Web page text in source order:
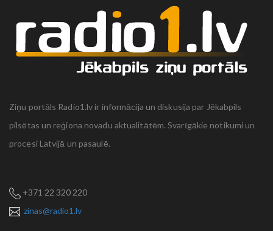
Ziņu portāls Radio1.lv ir informācija un diskusija par Jēkabpils
pilsētas un reģiona novadu aktualitātēm. Svarīgākie notikumi un
procesi Latvijā un pasaulē.
+371 22 320 220
zinas@radio1.lv